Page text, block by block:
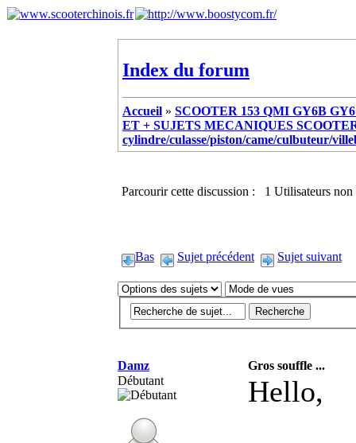
Index du forum
Accueil » SCOOTER 153 QMI GY6B
ET + SUJETS MECANIQUES
cylindre/culasse/piston/came/culbuteur/
Parcourir cette discussion : 1 Utilisateurs non
Bas Sujet précédent Sujet suivant
Damz
Gros souffle ...
Débutant
Hello,